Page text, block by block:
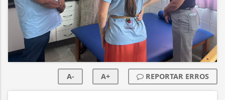
A- A+ REPORTAR ERROS